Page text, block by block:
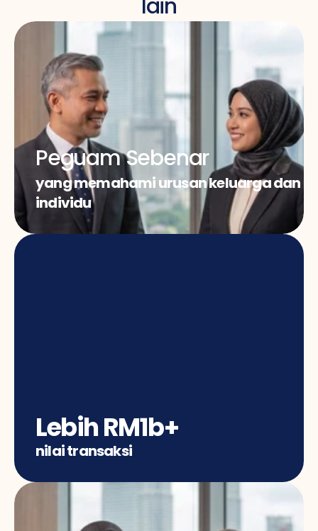
lain
Peguam Sebenar
yang memahami urusan keluarga dan
individu
Lebih RM1b+
nilai transaksi